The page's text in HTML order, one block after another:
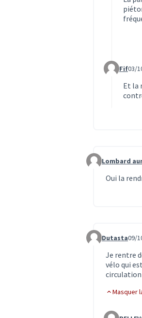
Fif03/
Et la
Commentaire
Lombard
Oui la
Commentaire
Dutasta09/
Je rentre
vélo qui
circulation
Masquer